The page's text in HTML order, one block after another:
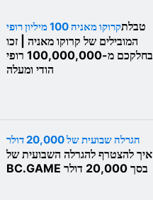
קרוקו מאניה 100 מיליון רופיטבלת
המובילים של קרוקו מאניה | זכו
בחלקכם מ-100,000,000 רופי
הודי ומעלה
הגרלה שבועית של 20,000 דולר
איך להצטרף להגרלה השבועית של
BC.GAME בסך 20,000 דולר